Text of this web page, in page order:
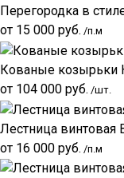
Перегородка в
от 15 000 руб. /п.м
Кованые козырьки
от 104 000 руб. /шт.
Лестница винтовая
от 16 000 руб. /п.м